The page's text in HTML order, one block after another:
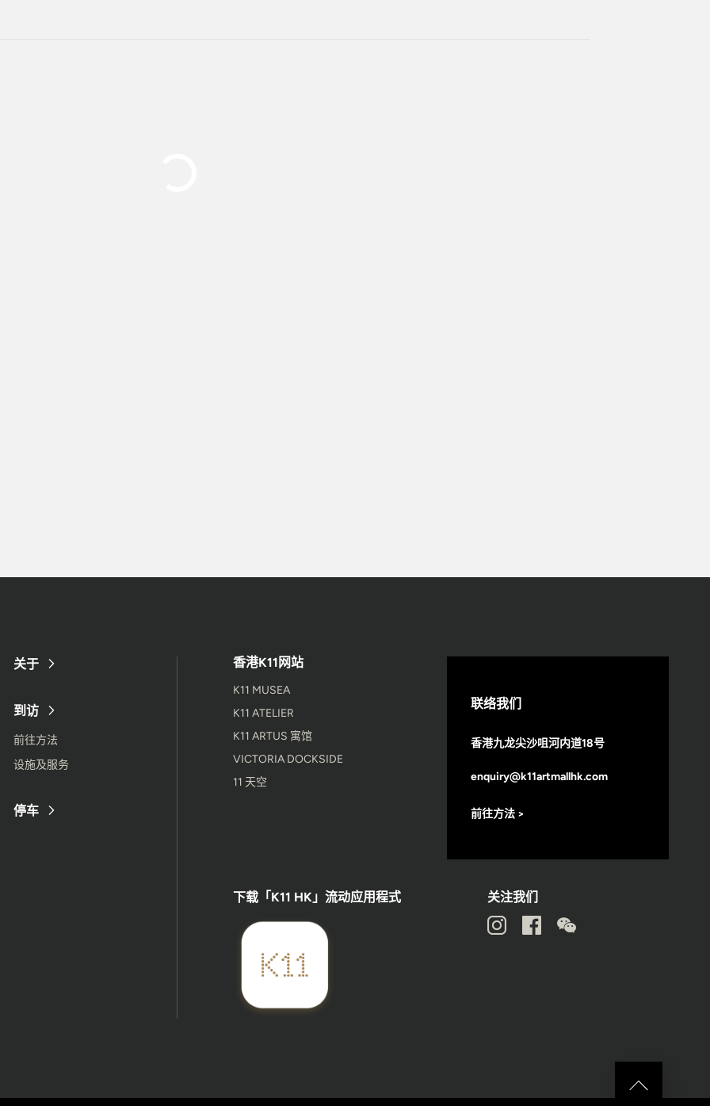
关于
到访
前往方法
设施及服务
停车
香港K11网站
K11 MUSEA
K11 ATELIER
K11 ARTUS 寓馆
VICTORIA DOCKSIDE
11 天空
联络我们
香港九龙尖沙咀河内道18号
enquiry@k11artmallhk.com
前往方法 >
下载「K11 HK」流动应用程式 关注我们